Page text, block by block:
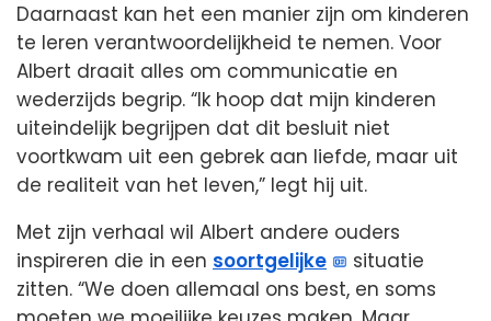
Daarnaast kan het een manier zijn om kinderen
te leren verantwoordelijkheid te nemen. Voor
Albert draait alles om communicatie en
wederzijds begrip. “Ik hoop dat mijn kinderen
uiteindelijk begrijpen dat dit besluit niet
voortkwam uit een gebrek aan liefde, maar uit
de realiteit van het leven,” legt hij uit.
Met zijn verhaal wil Albert andere ouders
inspireren die in een soortgelijke
situatie
zitten. “We doen allemaal ons best, en soms